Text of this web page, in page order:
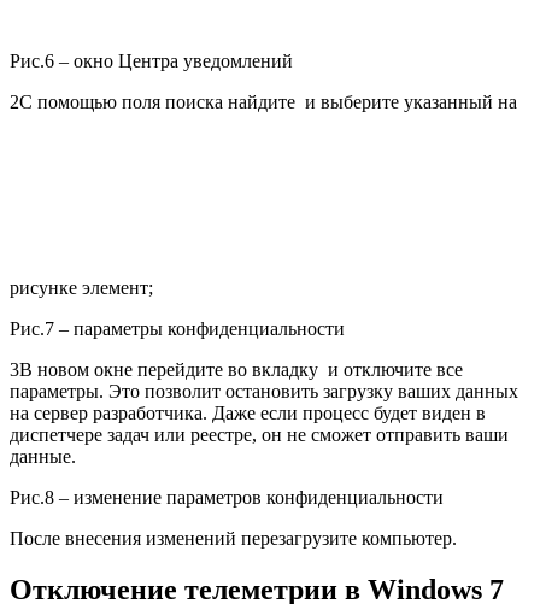
Рис.6 – окно Центра уведомлений
2С помощью поля поиска найдите и выберите указанный на
рисунке элемент;
Рис.7 – параметры конфиденциальности
3В новом окне перейдите во вкладку и отключите все
параметры. Это позволит остановить загрузку ваших данных
на сервер разработчика. Даже если процесс будет виден в
диспетчере задач или реестре, он не сможет отправить ваши
данные.
Рис.8 – изменение параметров конфиденциальности
После внесения изменений перезагрузите компьютер.
Отключение телеметрии в Windows 7